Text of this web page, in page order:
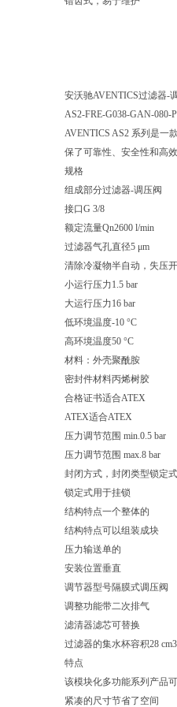
安沃驰AVENTICS过滤器-
AS2-FRE-G038-GAN-080-
AVENTICS AS2 系列是一
保了可靠性、安全性和高
规格
组成部分过滤器-调压阀
接口G 3/8
额定流量Qn2600 l/min
过滤器气孔直径5 μm
清除冷凝物半自动，失压
小运行压力1.5 bar
大运行压力16 bar
低环境温度-10 °C
高环境温度50 °C
材料：外壳聚酰胺
密封件材料丙烯树胶
合格证书适合ATEX
ATEX适合ATEX
压力调节范围 min.0.5 bar
压力调节范围 max.8 bar
封闭方式，封闭类型锁定式
锁定式用于挂锁
结构特点一个整体的
结构特点可以组装成块
压力输送单的
安装位置垂直
调节器型号隔膜式调压阀
调整功能带二次排气
滤清器滤芯可替换
过滤器的集水杯容积28 cm3
特点
该模块化多功能系列产品
紧凑的尺寸节省了空间